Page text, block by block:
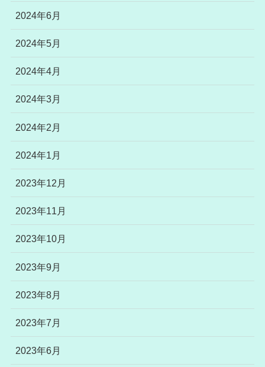
2024年6月
2024年5月
2024年4月
2024年3月
2024年2月
2024年1月
2023年12月
2023年11月
2023年10月
2023年9月
2023年8月
2023年7月
2023年6月